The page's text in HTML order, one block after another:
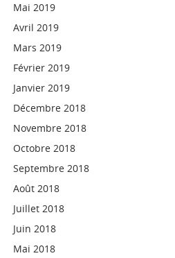
Mai 2019
Avril 2019
Mars 2019
Février 2019
Janvier 2019
Décembre 2018
Novembre 2018
Octobre 2018
Septembre 2018
Août 2018
Juillet 2018
Juin 2018
Mai 2018